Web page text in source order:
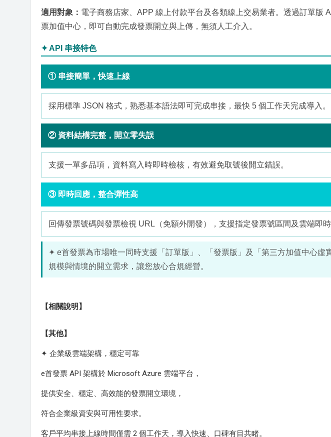
適用對象： 電子商務店家、APP 線上付款平台及各類線上交易業者。透過訂單版
票加值中心，即可自動完成發票開立與上傳，無須人工介入。
✦ API 串接特色
① 串接簡單，快速上線
採用標準 JSON 格式，熟悉基本語法即可完成串接，最快 5 個工作天完成導入。
② 資料結構完整，開立零失誤
支援一單多品項，資料寫入時即時檢核，有效避免取號後開立錯誤。
③ 即時回應，整合彈性高
回傳發票號碼與發票檢視 URL（免額外開發），支援指定發票號區間及雲端即時
✦ e首發票為市場唯一同時支援「訂單版」、「發票版」及「第三方加值中心虛
規模與情境的開立需求，讓您放心合規經營。
【相關說明】
【其他】
✦ 企業級雲端架構，穩定可靠
e首發票 API 架構於 Microsoft Azure 雲端平台，
提供安全、穩定、高效能的發票開立環境，
符合企業級資安與可用性要求。
客戶平均串接上線時間僅需 2 個工作天，導入快速、口碑有目共睹。